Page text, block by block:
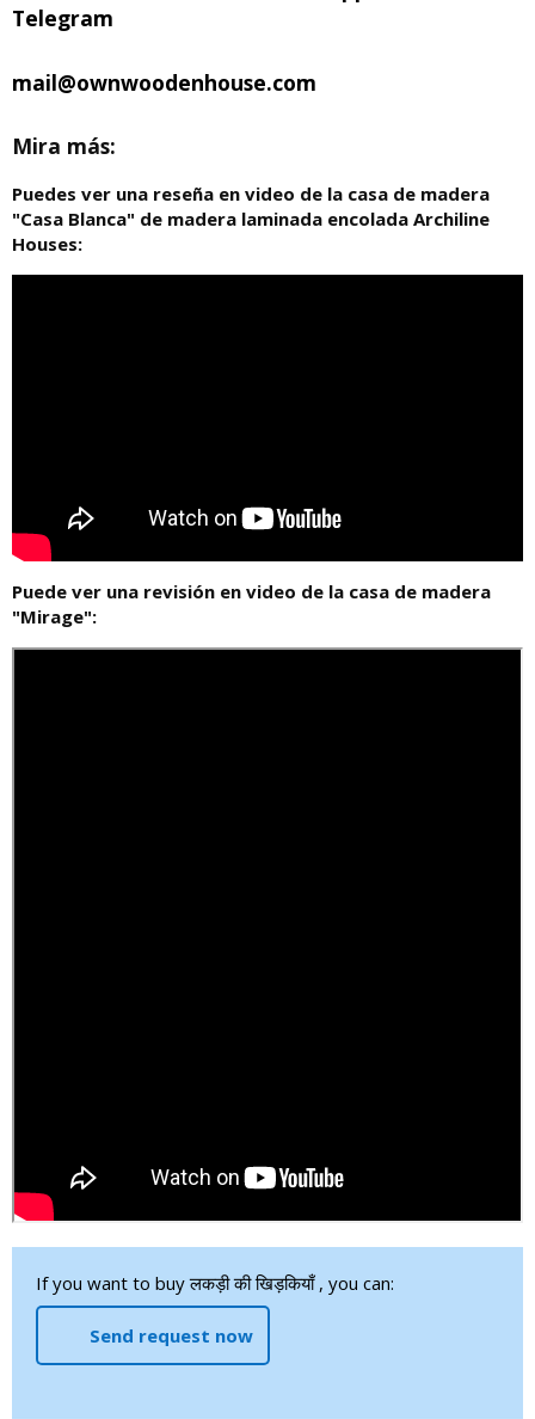
Telegram
mail@ownwoodenhouse.com
Mira más:
Puedes ver una reseña en video de la casa de madera
"Casa Blanca" de madera laminada encolada Archiline
Houses:
Puede ver una revisión en video de la casa de madera
"Mirage":
If you want to buy लकड़ी की खिड़कियाँ , you can:
Send request now